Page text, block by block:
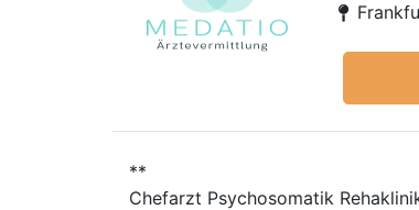
**
Chefarzt Psychosomatik